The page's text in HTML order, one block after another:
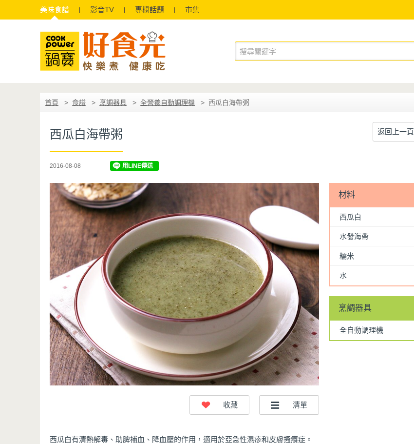
美味食譜 影音TV 專欄話題 市集
首頁 食譜 烹調器具 全營養自動調理機 西瓜白海帶粥
西瓜白海帶粥 返回上一頁
2016-08-08
西瓜白有清熱解毒、助脾補血、降血壓的作用，適用於亞急性濕疹和皮膚搔癢症。
材料
西瓜白
水發海帶
糯米
水
烹調器具
全自動調理機